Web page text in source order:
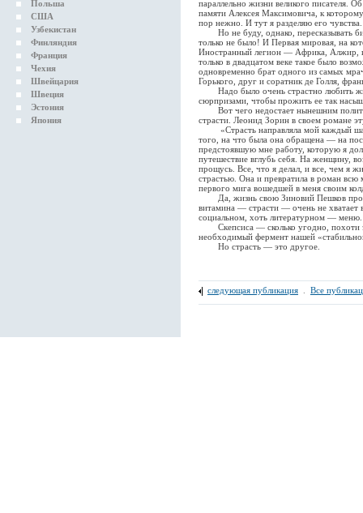
Польша
США
Узбекистан
Финляндия
Франция
Чехия
Швейцария
Швеция
Эстония
Япония
параллельно жизни великого писателя.
памяти Алексея Максимовича, к
пор нежно. И тут я разделяю его
Но не буду, однако, пересказывать
только не было! И Первая мировая, на
Иностранный легион — Африка, Алжир,
только в двадцатом веке такое было
одновременно брат одного из самых
Горького, друг и соратник де Голля,
Надо было очень страстно любить
сюрпризами, чтобы прожить ее так
Вот чего недостает нынешним
страсти. Леонид Зорин в своем романе
«Страсть направляла мой каждый
того, на что была она обращена — на
предстоявшую мне работу, которую я
путешествие вглубь себя. На женщину,
прощусь. Все, что я делал, и все, чем я
страстью. Она и превратила в роман
первого мига вошедшей в меня своим
Да, жизнь свою Зиновий Пешков
витамина — страсти — очень не
социальном, хоть литературном — меню.
Скепсиса — сколько угодно, похоти
необходимый фермент нашей
Но страсть — это другое.
следующая публикация Все